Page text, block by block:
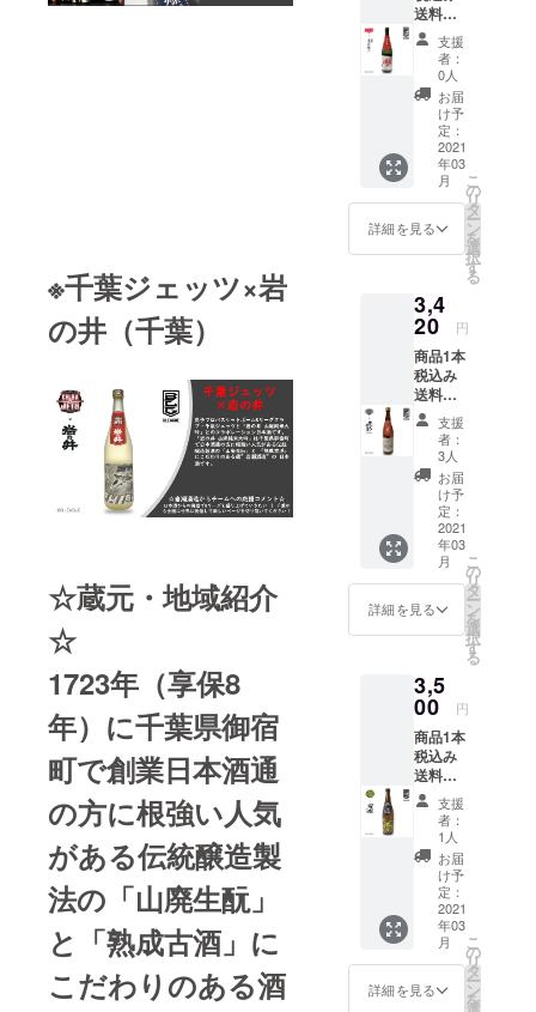
※千葉ジェッツ×岩
の井（千葉）
☆蔵元・地域紹介
☆
1723年（享保8
年）に千葉県御宿
町で創業日本酒通
の方に根強い人気
がある伝統醸造製
法の「山廃生酛」
と「熟成古酒」に
こだわりのある酒
冷
度 成分
等 原料
米：五
百万石
精米歩
合：
55% 日
本酒度
：+１
酸度：
いマッ
プ ： ○
おスス
メの飲
み方：
熱燗・
ぬる
燗・◎
常温・
◎冷・
ロック
16度 成
分等 原
料米：
富山県
産雄山
錦100%
精米歩
合：
55% 日
本酒度
：+5.0
酸度：
醇辛口
おスス
メの飲
み方：
ぬる
燗・冷
です。
「千歳
鶴」は
「全国
新酒鑑
評会」
でも14
年連続
金賞の
栄誉に
輝き、
北海道
育て
た、北
海道の
地酒 で
す。
送料込
み+お礼
のメー
ル 男子
プロバ
スケッ
トボー
ルBリー
グクラ
ブ・ア
ルバル
ク東京
と「澤
乃井 東
人」と
のコラ
ボレー
ション
日本酒
です。
「澤乃
井 東京
蔵人」
は江戸
時代、
元禄１
５年
（西暦
1702
年）創
業以来
京･奥多
摩の地
酒とし
て親し
まれて
きた造
り酒
屋”小澤
酒造”の
日本酒
です 保
存方法:
常温 製
品サイ
ズ:75×7
5×300
(mm)
支援
者：
0人
お届
け予
定：
2021
年03
月
詳細を見る
こ
の
リ
タ
ー
ン
を
選
択
す
る
3,4
20 円
商品1本
税込み
送料込
み+お礼
のメー
ル 男子
プロバ
スケッ
トボー
ルBリー
グクラ
ブ・広
島ドラ
ゴンフ
ライズ
と「賀
特別純
米13」
とのコ
ラボ
レー
ション
日本酒
です。
「賀茂
金秀 特
別純米
13」は
明治13
年創
業、真
に心を
込めた
支援
者：
3人
お届
け予
定：
2021
年03
月
詳細を見る
こ
の
リ
タ
ー
ン
を
選
択
す
る
3,5
00 円
商品1本
税込み
送料込
み+お礼
のメー
プロバ
スケッ
トボー
ルBリー
グクラ
ブ・宇
都宮ブ
レック
ス と
支援
者：
1人
お届
け予
定：
2021
年03
月
詳細を見る
こ
の
リ
タ
ー
ン
を